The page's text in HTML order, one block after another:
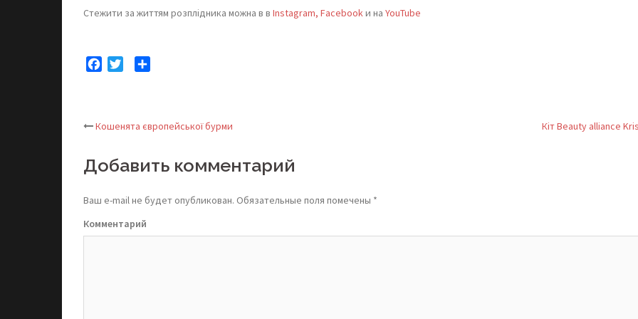
Стежити за життям розплідника можна в в Instagram, Facebookи на YouTube
Facebook
Twitter
Post
navigation
Кошенята європейської бурми Кіт Beauty alliance
Добавить комментарий
Ваш e-mail не будет опубликован. Обязательные поля помечены *
Комментарий